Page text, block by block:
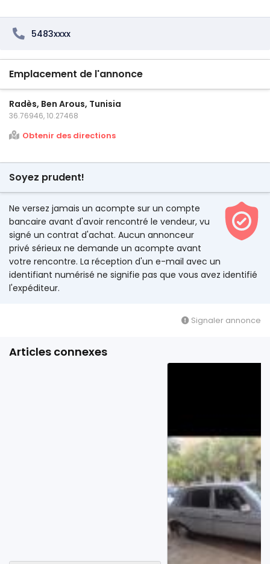
5483xxxx
Emplacement de l'annonce
Radès, Ben Arous, Tunisia
36.76946, 10.27468
Obtenir des directions
Soyez prudent!
Ne versez jamais un acompte sur un compte
bancaire avant d'avoir rencontré le vendeur, vu
signé un contrat d'achat. Aucun annonceur
privé sérieux ne demande un acompte avant
votre rencontre. La réception d'un e-mail avec un
identifiant numérisé ne signifie pas que vous avez identifié
l'expéditeur.
Signaler annonce
Articles connexes